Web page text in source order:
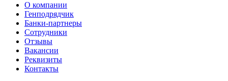
О компании
Генподрядчик
Банки-партнеры
Сотрудники
Отзывы
Вакансии
Реквизиты
Контакты